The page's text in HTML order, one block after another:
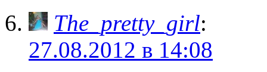
The_pretty_girl:
27.08.2012 в 14:08